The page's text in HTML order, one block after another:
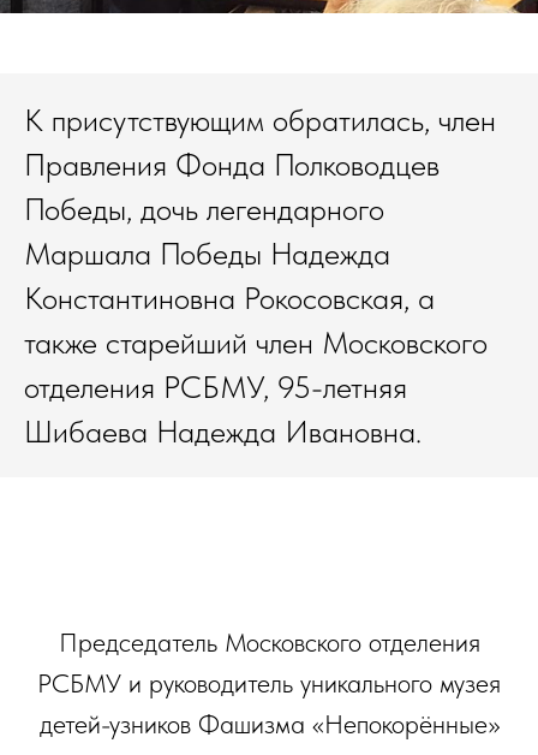
К присутствующим обратилась, член
Правления Фонда Полководцев
Победы, дочь легендарного
Маршала Победы Надежда
Константиновна Рокосовская, а
также старейший член Московского
отделения РСБМУ, 95-летняя
Шибаева Надежда Ивановна.
Председатель Московского отделения
РСБМУ и руководитель уникального музея
детей-узников Фашизма «Непокорённые»